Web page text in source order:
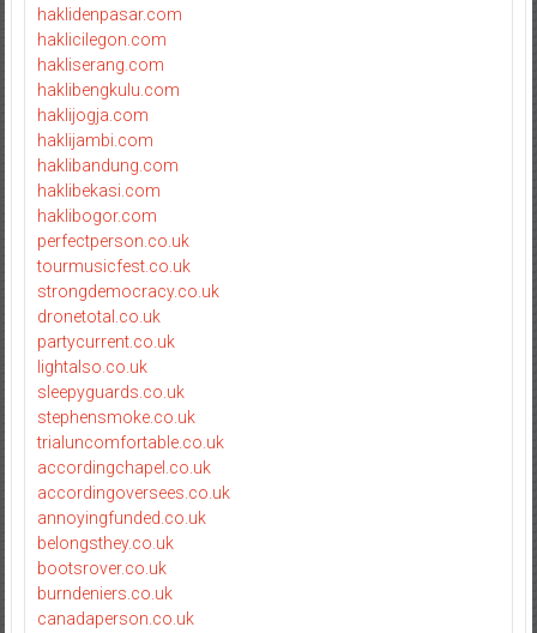
haklidenpasar.com
haklicilegon.com
hakliserang.com
haklibengkulu.com
haklijogja.com
haklijambi.com
haklibandung.com
haklibekasi.com
haklibogor.com
perfectperson.co.uk
tourmusicfest.co.uk
strongdemocracy.co.uk
dronetotal.co.uk
partycurrent.co.uk
lightalso.co.uk
sleepyguards.co.uk
stephensmoke.co.uk
trialuncomfortable.co.uk
accordingchapel.co.uk
accordingoversees.co.uk
annoyingfunded.co.uk
belongsthey.co.uk
bootsrover.co.uk
burndeniers.co.uk
canadaperson.co.uk